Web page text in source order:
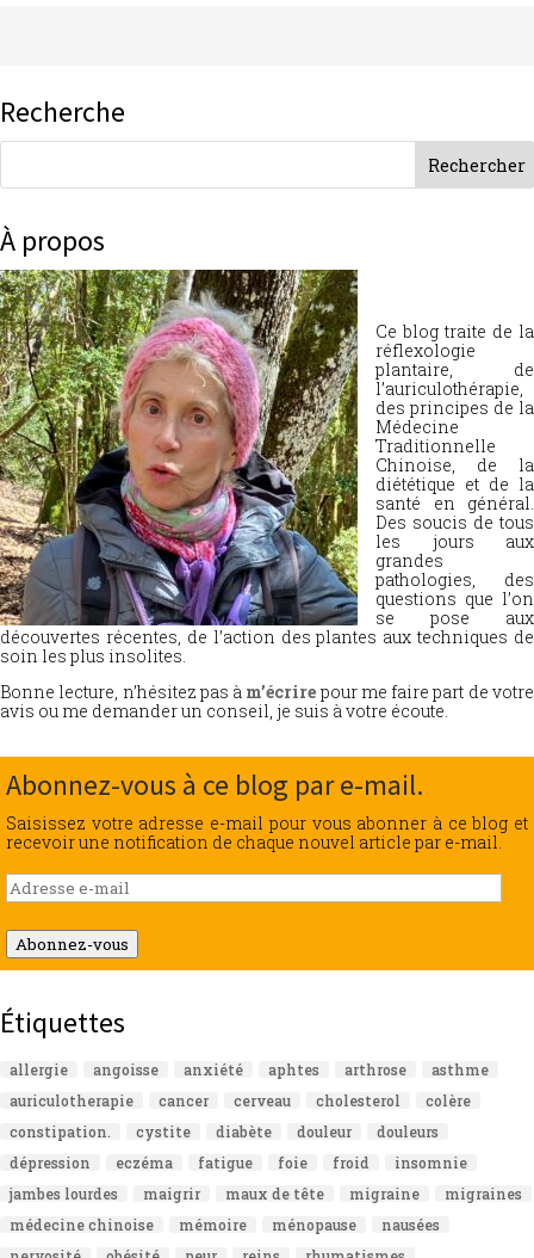
Recherche
À propos
Ce blog traite de la
réflexologie
plantaire, de
l’auriculothérapie,
des principes de la
Médecine
Traditionnelle
Chinoise, de la
diététique et de la
santé en général.
Des soucis de tous
les jours aux
grandes
pathologies, des
questions que l’on
se pose aux
découvertes récentes, de l’action des plantes aux techniques de
soin les plus insolites.
Bonne lecture, n’hésitez pas à m’écrire pour me faire part de votre
avis ou me demander un conseil, je suis à votre écoute.
Abonnez-vous à ce blog par e-mail.
Saisissez votre adresse e-mail pour vous abonner à ce blog et
recevoir une notification de chaque nouvel article par e-mail.
Adresse
e-
mail
Abonnez-vous
Étiquettes
allergie angoisse anxiété aphtes arthrose
asthme
auriculotherapie
cancer cerveau cholesterol
colère
constipation.
cystite diabète douleur
douleurs
dépression
eczéma fatigue foie froid
insomnie
jambes lourdes
maigrir maux de tête migraine
migraines
médecine chinoise
mémoire ménopause
nausées